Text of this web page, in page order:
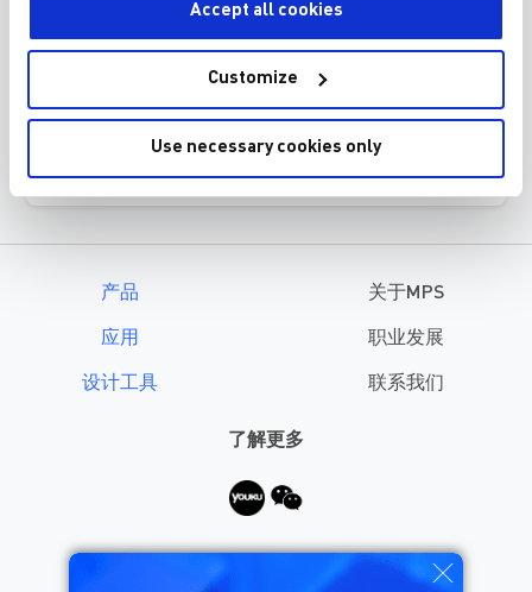
Accept all cookies
Customize
Use necessary cookies only
失效分析工程师-芯片的医生
比较难的技术问题，最后完成这种困难的失
效分析案例时获得的成就感也是很巨大的。”
产品
应用
设计工具
关于MPS
职业发展
联系我们
了解更多